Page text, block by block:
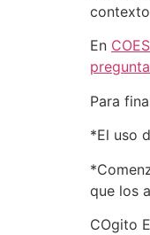
En
Para
*El uso
que los
COgito